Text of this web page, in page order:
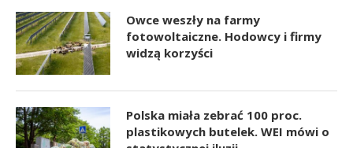
Owce weszły na farmy
fotowoltaiczne. Hodowcy i firmy
widzą korzyści
Polska miała zebrać 100 proc.
plastikowych butelek. WEI mówi o